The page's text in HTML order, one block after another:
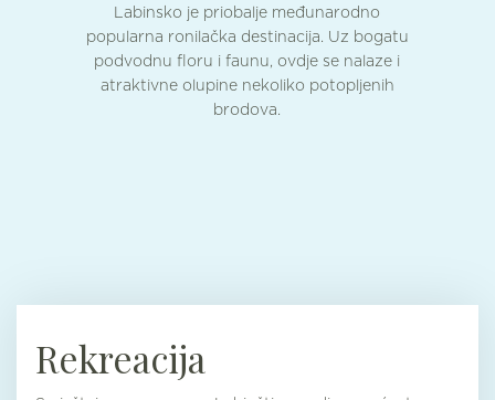
Labinsko je priobalje međunarodno
popularna ronilačka destinacija. Uz bogatu
podvodnu floru i faunu, ovdje se nalaze i
atraktivne olupine nekoliko potopljenih
brodova.
Rekreacija